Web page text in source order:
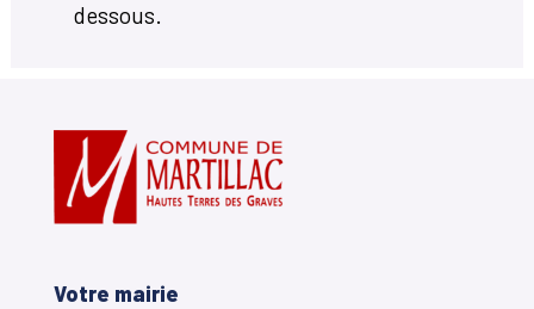
dessous.
Votre mairie